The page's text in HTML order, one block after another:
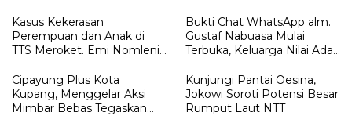
Kasus Kekerasan
Perempuan dan Anak di
TTS Meroket. Emi Nomleni :
Paling Aman
Bukti Chat WhatsApp alm.
Gustaf Nabuasa Mulai
Terbuka, Keluarga Nilai Ada
Belum Didalami Penyidik
Cipayung Plus Kota
Kupang, Menggelar Aksi
Mimbar Bebas Tegaskan
Kunjungi Pantai Oesina,
Jokowi Soroti Potensi Besar
Rumput Laut NTT